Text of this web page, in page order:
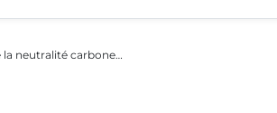
la neutralité carbone…